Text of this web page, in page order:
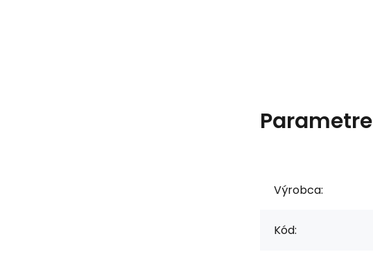
Parametre
Výrobca:
Kód: